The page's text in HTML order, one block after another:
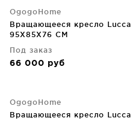
OgogoHome
Вращающееся кресло Lucca
95X85X76 CM
Под заказ
66 000 руб
OgogoHome
Вращающееся кресло Lucca